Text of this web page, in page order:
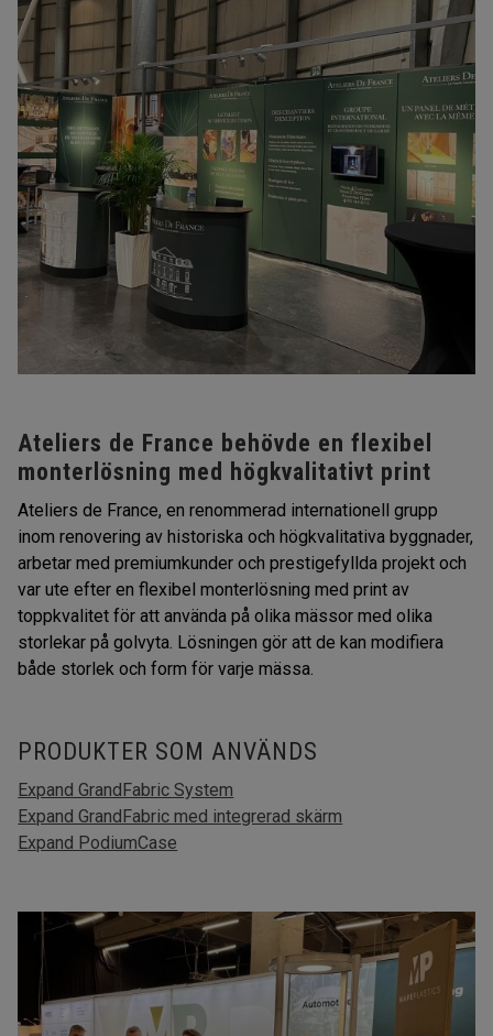
Ateliers de France behövde en flexibel
monterlösning med högkvalitativt print
Ateliers de France, en renommerad internationell grupp
inom renovering av historiska och högkvalitativa byggnader,
arbetar med premiumkunder och prestigefyllda projekt och
var ute efter en flexibel monterlösning med print av
toppkvalitet för att använda på olika mässor med olika
storlekar på golvyta. Lösningen gör att de kan modifiera
både storlek och form för varje mässa.
PRODUKTER SOM ANVÄNDS
Expand GrandFabric System
Expand GrandFabric med integrerad skärm
Expand PodiumCase